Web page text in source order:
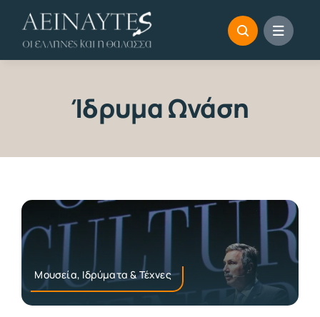
content
Ίδρυμα Ωνάση
Μουσεία, Ιδρύματα & Τέχνες